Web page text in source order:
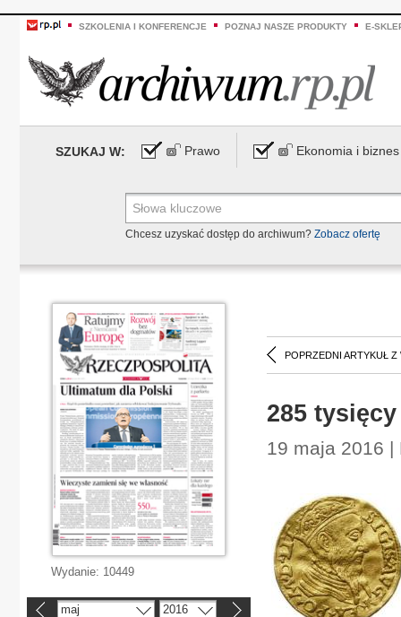
SZKOLENIA I KONFERENCJE POZNAJ NASZE PRODUKTY E-
SZUKAJ W: Prawo Ekonomia i biznes
Chcesz uzyskać dostęp do archiwum? Zobacz ofertę
POPRZEDNI ARTYKUŁ Z
285
19 maja 2016
Wydanie: 10449
maj 2016